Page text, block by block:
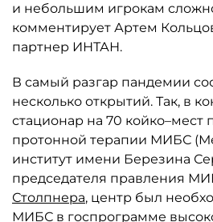
и небольшим игрокам
комментирует Артем
партнер ИНТАН.
В самый разгар пандемии
несколько открытий. Так, в
стационар на 70 койко–мест
протонной терапии МИБС
институт имени Березина
председателя правления
Столпнера, центр был
МИБС в госпрограмме